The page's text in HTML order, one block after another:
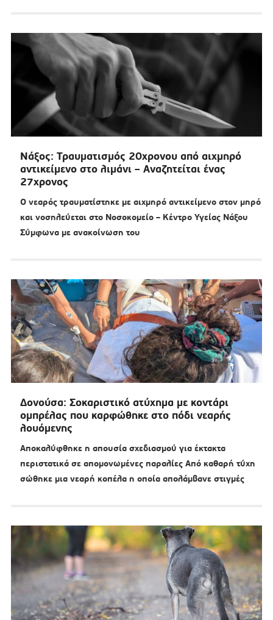
Νάξος: Τραυματισμός 20χρονου από αιχμηρό
αντικείμενο στο λιμάνι – Αναζητείται ένας
27χρονος
Ο νεαρός τραυματίστηκε με αιχμηρό αντικείμενο στον μηρό
και νοσηλεύεται στο Νοσοκομείο – Κέντρο Υγείας Νάξου
Σύμφωνα με ανακοίνωση του
Δονούσα: Σοκαριστικό ατύχημα με κοντάρι
ομπρέλας που καρφώθηκε στο πόδι νεαρής
λουόμενης
Αποκαλύφθηκε η απουσία σχεδιασμού για έκτακτα
περιστατικά σε απομονωμένες παραλίες Από καθαρή τύχη
σώθηκε μια νεαρή κοπέλα η οποία απολάμβανε στιγμές